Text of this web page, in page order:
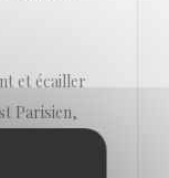
et écailler
Parisien,
coquillages